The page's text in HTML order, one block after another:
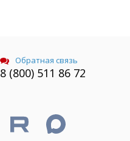
Обратная связь
8 (800) 511 86 72